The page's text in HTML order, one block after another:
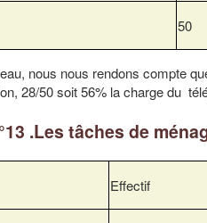
50
nous nous rendons compte
28/50 soit 56% la charge du
.Les tâches de
Effectif